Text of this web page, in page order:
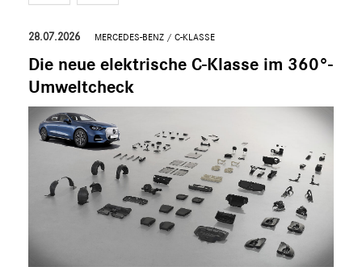
Mercedes-Benz
A-Klasse
B-Klasse
C-Klasse
E-Klasse
E-Klasse T-Modell
CLS
G-Klasse
28.07.2026 MERCEDES-BENZ / C-KLASSE
Die neue elektrische C-Klasse im 360°-
Umweltcheck